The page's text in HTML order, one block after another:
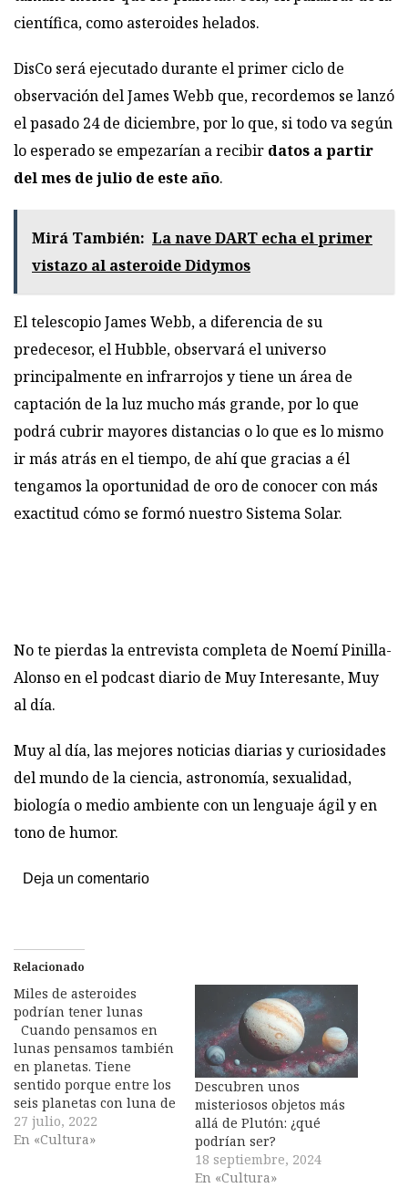
científica, como asteroides helados.
DisCo será ejecutado durante el primer ciclo de
observación del James Webb que, recordemos se lanzó
el pasado 24 de diciembre, por lo que, si todo va según
lo esperado se empezarían a recibir datos a partir
del mes de julio de este año.
Mirá También: La nave DART echa el primer
vistazo al asteroide Didymos
El telescopio James Webb, a diferencia de su
predecesor, elHubble, observará el universo
principalmente en infrarrojos y tiene un área de
captación de la luz mucho más grande, por lo que
podrá cubrir mayores distancias o lo que es lo mismo
ir más atrás en el tiempo, de ahí que gracias a él
tengamos la oportunidad de oro de conocer con más
exactitud cómo se formó nuestro Sistema Solar.
No te pierdas la entrevista completa de Noemí Pinilla-
Alonso en el podcast diario de Muy Interesante,Muy
al día.
Muy al día, las mejores noticias diarias y curiosidades
del mundo de la ciencia, astronomía, sexualidad,
biología o medio ambiente con un lenguaje ágil y en
tono de humor.
Deja un comentario
Relacionado
Miles de asteroides
podrían tener lunas
Cuando pensamos en
lunas pensamos también
en planetas. Tiene
sentido porque entre los
seis planetas con luna de
nuestro sistema solar
acumulan más de 200
27 julio, 2022
En «Cultura»
Descubren unos
misteriosos objetos más
allá de Plutón: ¿qué
podrían ser?
18 septiembre, 2024
En «Cultura»